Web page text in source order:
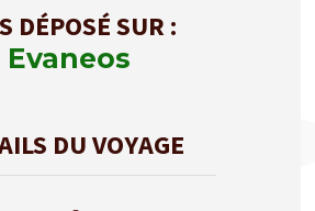
DÉPOSÉ SUR :
Evaneos
DU VOYAGE